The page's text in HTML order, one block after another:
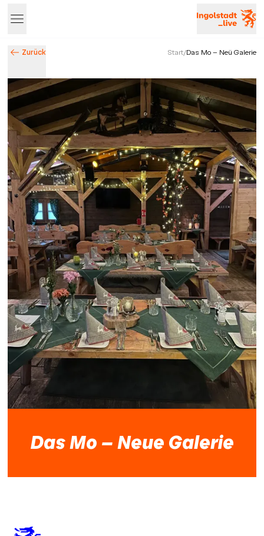
Zurück Start/Das Mo - Neü Galerie
Entdecke Ingolstadt – Events, Highlights & Stadtleben
Das Mo - Neue Galerie